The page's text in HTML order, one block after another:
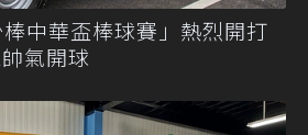
棒中華盃棒球賽」熱烈開打
氣開球